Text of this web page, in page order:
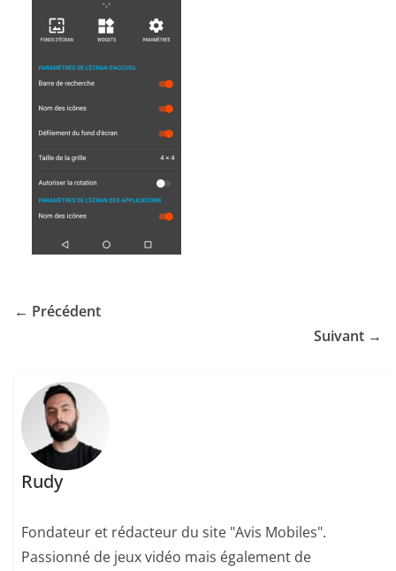
← Précédent
Suivant →
Rudy
Fondateur et rédacteur du site "Avis Mobiles".
Passionné de jeux vidéo mais également de